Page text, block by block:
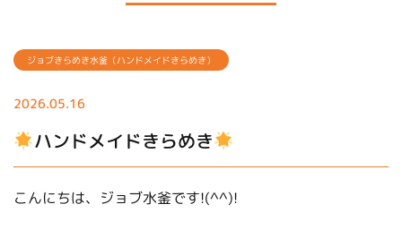
ジョブきらめき水釜（ハンドメイドきらめき）
2026.05.16
ハンドメイドきらめき
こんにちは、ジョブ水釜です!(^^)!